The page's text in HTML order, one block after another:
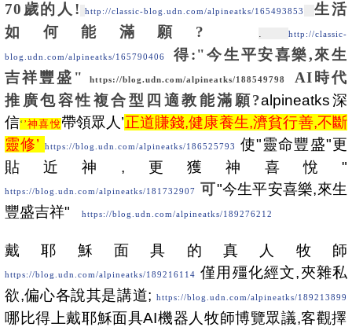
70歲的人!
http://classic-blog.udn.com/alpineatks/165493853
生活
如何 能滿願? . http://classic-
blog.udn.com/alpineatks/165790406 得:"今生平安喜樂,來生
吉祥豐盛"
https://blog.udn.com/alpineatks/188549798
AI時代
推廣包容性複合型四適教能滿願?alpineatks深
信‘ ’神喜悅帶領眾人’正道賺錢,健康養生,濟貧行善,不斷
靈修’
https://blog.udn.com/alpineatks/186525793 使"靈命豐盛"更
貼近神,更獲神喜悅 "
https://blog.udn.com/alpineatks/181732907 可"今生平安喜樂,來生
豐盛吉祥"
https://blog.udn.com/alpineatks/189276212
戴耶穌面具的真人牧師
https://blog.udn.com/alpineatks/189216114
僅用殭化經文,夾雜私
欲,偏心各說其是講道;
https://blog.udn.com/alpineatks/189213899
哪比得上戴耶穌面具AI機器人牧師博覽眾議,客觀擇